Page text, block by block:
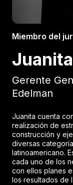
Miembro del
Gerente
Edelman
Juanita cuenta
realización de
construcción y
diversas
latinoamericano.
cada uno de los
con ellos planes
los resultados de